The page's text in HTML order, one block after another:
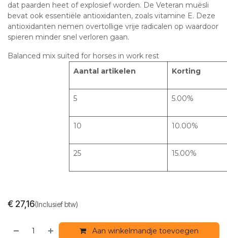
dat paarden heet of explosief worden. De Veteran muësli
bevat ook essentiële antioxidanten, zoals vitamine E. Deze
antioxidanten nemen overtollige vrije radicalen op waardoor
spieren minder snel verloren gaan.
Balanced mix suited for horses in work rest
Aantal artikelen
Korting
5 5.00%
10 10.00%
25 15.00%
€ 27,16(Inclusief btw)
Aan winkelmandje toevoegen